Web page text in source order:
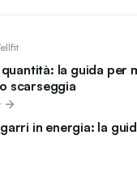
la guida per
scarseggia
in energia: la